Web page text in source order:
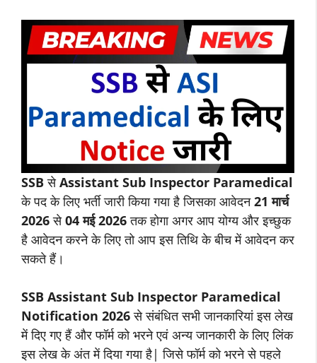
SSBसेAssistant Sub Inspector Paramedical
के पद के लिए भर्ती जारी किया गया है जिसका आवेदन21मार्च
2026से04 मई 2026तक होगा अगर आप योग्य और इच्छुक
है आवेदन करने के लिए तो आप इस तिथि के बीच में आवेदन कर
सकते हैं।
SSB Assistant Sub Inspector Paramedical
Notification 2026 से संबंधित सभी जानकारियां इस लेख
में दिए गए हैं और फॉर्म को भरने एवं अन्य जानकारी के लिए लिंक
इस लेख के अंत में दिया गया है| जिसे फॉर्म को भरने से पहले